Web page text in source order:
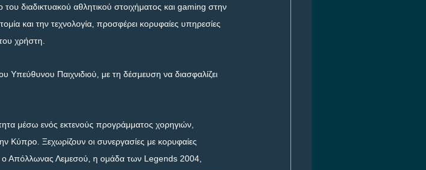
διαδικτυακού αθλητικού στοιχήματος και gaming στην
και την τεχνολογία, προσφέρει κορυφαίες υπηρεσίες
χρήστη.
Υπεύθυνου Παιχνιδιού, με τη δέσμευση να διασφαλίζει
μέσω ενός εκτενούς προγράμματος χορηγιών,
Κύπρο. Ξεχωρίζουν οι συνεργασίες με κορυφαίες
Λεμεσού, η ομάδα των Legends 2004,